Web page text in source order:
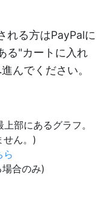
れる方はPayPalに
る"カートに入れ
んでください。
部にあるグラフ。
せん。)
ら
合のみ)